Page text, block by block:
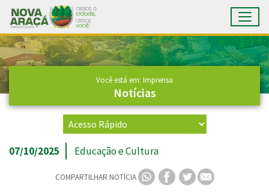
Ir para conteúdo principal
Conteúdo Principal
Você está em: Imprensa
Notícias
07/10/2025 Educação e Cultura
COMPARTILHAR NOTÍCIA